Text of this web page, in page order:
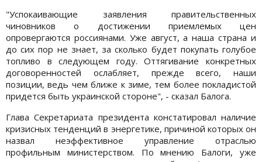
"Успокаивающие заявления правительственных
чиновников о достижении приемлемых цен
опровергаются россиянами. Уже август, а наша страна и
до сих пор не знает, за сколько будет покупать голубое
топливо в следующем году. Оттягивание конкретных
договоренностей ослабляет, прежде всего, наши
позиции, ведь чем ближе к зиме, тем более покладистой
придется быть украинской стороне", - сказал Балога.
Глава Секретариата президента констатировал наличие
кризисных тенденций в энергетике, причиной которых он
назвал неэффективное управление отраслью
профильным министерством. По мнению Балоги, уже